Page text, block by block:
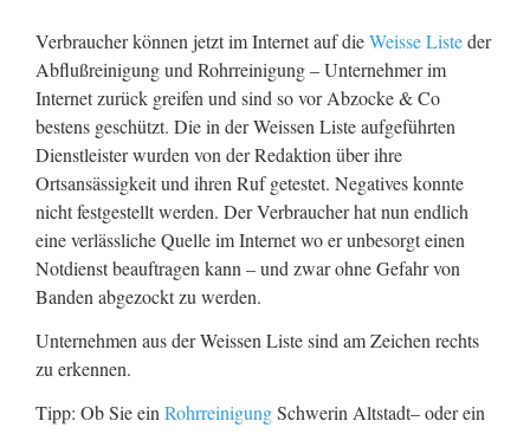
Verbraucher können jetzt im Internet auf dieWeisse Listeder
Abflußreinigung und Rohrreinigung – Unternehmer im
Internet zurück greifen und sind so vor Abzocke & Co
bestens geschützt. Die in der Weissen Liste aufgeführten
Dienstleister wurden von der Redaktion über ihre
Ortsansässigkeit und ihren Ruf getestet. Negatives konnte
nicht festgestellt werden. Der Verbraucher hat nun endlich
eine verlässliche Quelle im Internet wo er unbesorgt einen
Notdienst beauftragen kann – und zwar ohne Gefahr von
Banden abgezockt zu werden.
Unternehmen aus der Weissen Liste sind am Zeichen rechts
zu erkennen.
Tipp: Ob Sie ein RohrreinigungSchwerin Altstadt– oder ein